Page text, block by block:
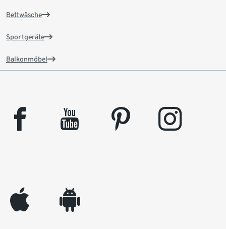
Bettwäsche
Sportgeräte
Balkonmöbel
facebook youtube pinterest instagram
appleinc android